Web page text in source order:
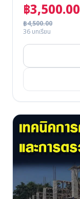
฿3,500.00
฿4,500.00
36 บทเรียน